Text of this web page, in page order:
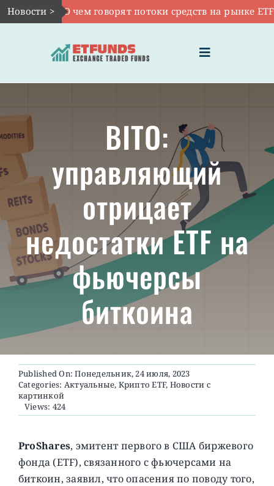
Skip
to
Новости >
Авг 6:О чем говорят потоки средств на рынке ETF |
Toggle
Navigation
ЧТО ТАКОЕ ETF
ИНВЕСТИЦИИ В ETF
ТЕМАТИЧЕСКИЕ ETF
АКТУАЛЬНЫЕ
О ПРОЕКТЕ
BITO:
управляющий
отрицает
недостатки ETF на
фьючерсы
биткоина
Published On: Понедельник, 24 июля, 2023
Categories: Актуальные, Крипто ETF, Новости с
картинкой
Views: 424
ProShares, эмитент первого в США биржевого
фонда (ETF), связанного с фьючерсами на
биткоин, заявил, что опасения по поводу того,